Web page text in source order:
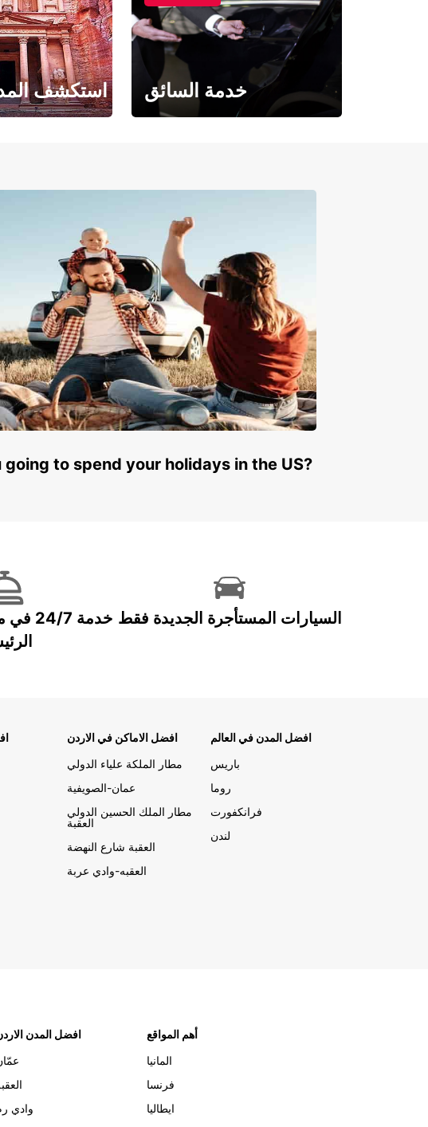
استكشف خدمة السائق
going to spend your holidays in the US?
خدمة
السيارات المستأجرة الجديدة فقط
افضل الاماكن في الاردن
مطار الملكة علياء الدولي
عمان-الصويفية
مطار الملك الحسين الدولي
العقبة
العقبة شارع النهضة
العقبه-وادي عربة
افضل المدن في العالم
باريس
روما
فرانكفورت
لندن
افضل المدن
وادي
أهم المواقع
المانيا
فرنسا
ايطاليا